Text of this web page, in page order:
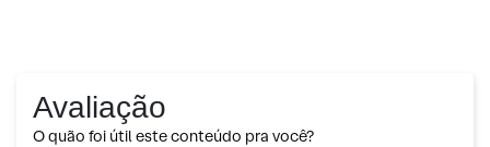
Avaliação
O quão foi útil este conteúdo pra você?